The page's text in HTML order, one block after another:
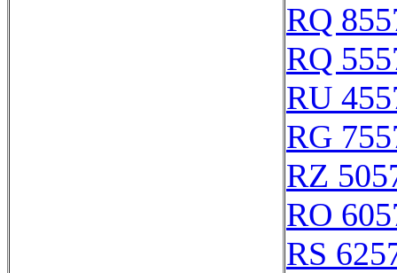
RQ
RQ
RU
RG
RZ
RO
RS